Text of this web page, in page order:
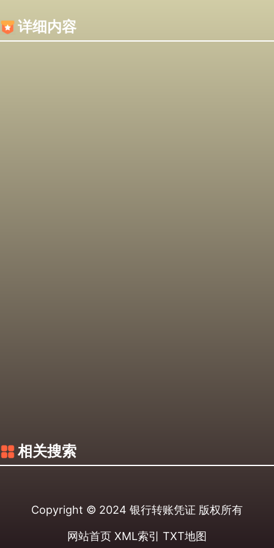
详细内容
相关搜索
Copyright © 2024 银行转账凭证 版权所有
网站首页 XML索引 TXT地图